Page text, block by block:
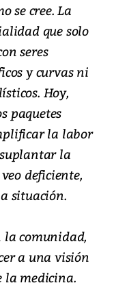
se cree. La
que solo
seres
y curvas ni
Hoy,
paquetes
la labor
la
deficiente,
situación.
la comunidad,
a una visión
la medicina.